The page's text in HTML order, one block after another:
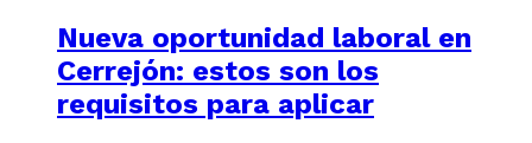
Nueva oportunidad laboral en
Cerrejón: estos son los
requisitos para aplicar